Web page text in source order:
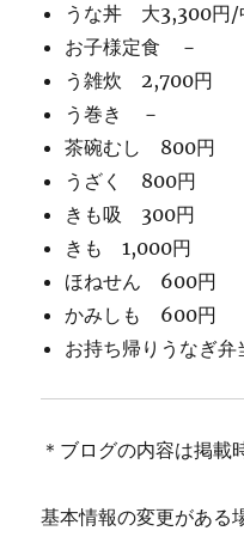
うな丼 大3,300円/
お子様定食 －
う雑炊 2,700円
う巻き －
茶碗むし 800円
うざく 800円
きも吸 300円
きも 1,000円
ほねせん 600円
かみしも 600円
お持ち帰りうなぎ
＊ブログの内容は掲載
基本情報の変更がある